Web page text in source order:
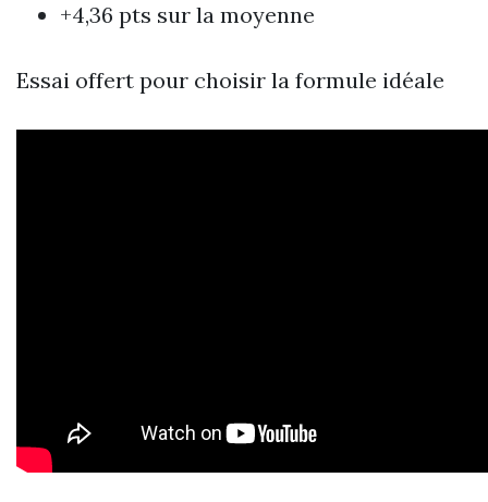
+4,36 pts sur la moyenne
Essai offert pour choisir la formule idéale